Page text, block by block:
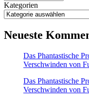
Kategorien
Neueste
Das Phantastische
Verschwinden von
Das Phantastische
Verschwinden von